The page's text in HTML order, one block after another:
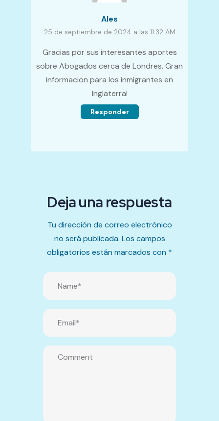
Ales
25 de septiembre de 2024 a las 11:32 AM
Gracias por sus interesantes aportes
sobre Abogados cerca de Londres. Gran
informacion para los inmigrantes en
Inglaterra!
Responder
Deja una respuesta
Tu dirección de correo electrónico
no será publicada. Los campos
obligatorios están marcados con *